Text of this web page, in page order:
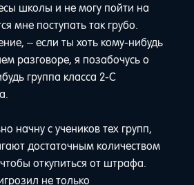
школы и не могу пойти на
мне поступать так грубо.
– если ты хоть кому-нибудь
разговоре, я позабочусь о
группа класса 2-С
начну с учеников тех групп,
достаточным количеством
откупиться от штрафа.
не только